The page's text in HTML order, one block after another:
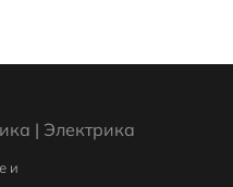
| Электрика
и